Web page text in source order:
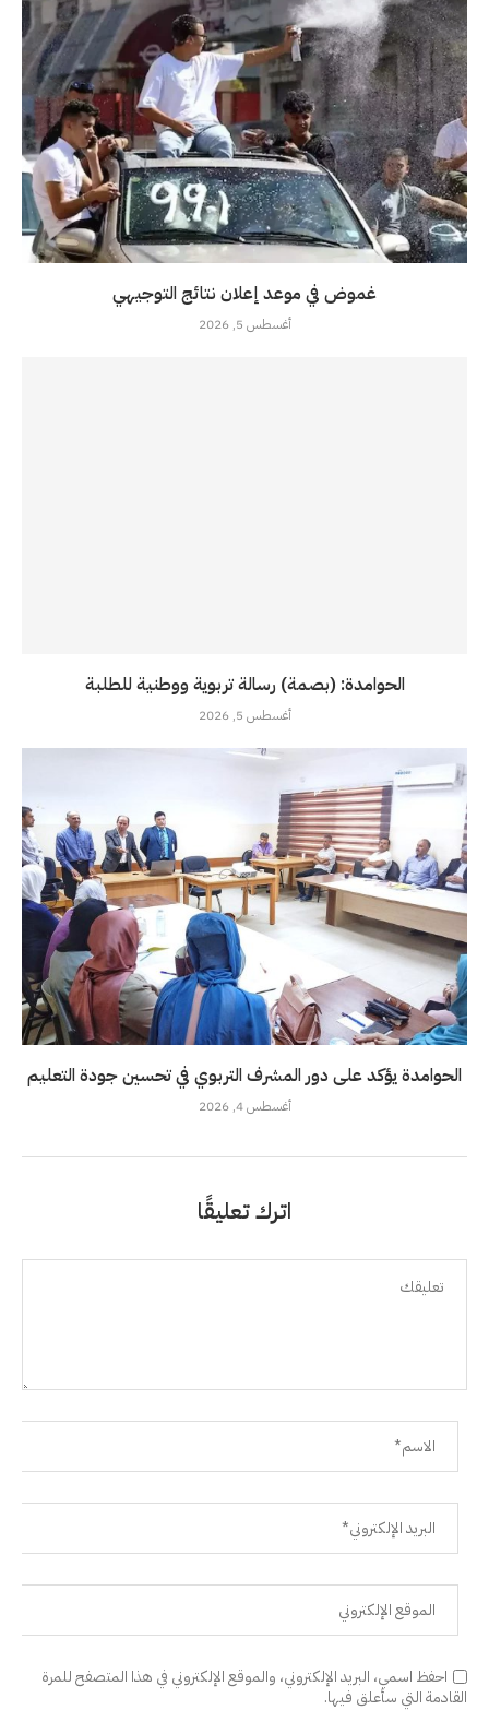
غموض في موعد إعلان نتائج التوجيهي
أغسطس 5, 2026
الحوامدة: (بصمة) رسالة تربوية ووطنية للطلبة
أغسطس 5, 2026
الحوامدة يؤكد على دور المشرف التربوي في تحسين جودة التعليم
أغسطس 4, 2026
اترك تعليقًا
احفظ اسمي، البريد الإلكتروني، والموقع الإلكتروني في هذا المتصفح للمرة
القادمة التي سأعلق فيها.